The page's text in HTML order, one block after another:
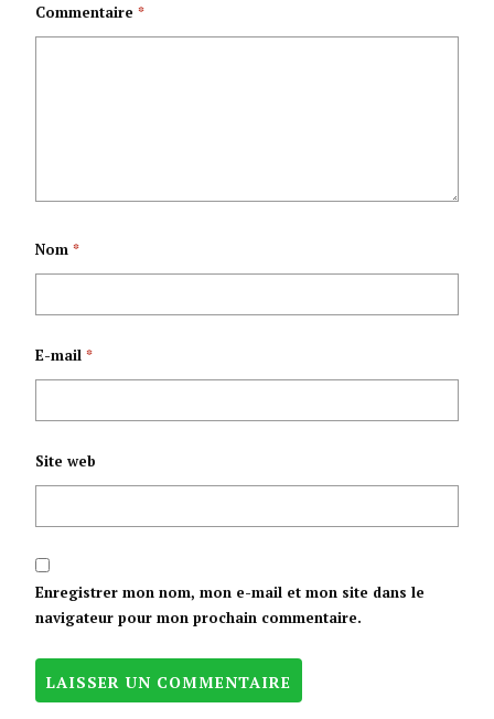
YASHIKIRIJE KU
KWEMEZWA
N’IKORANIRO
KAMINUZA
RY’UMUGAMBWE
CNDD-FDD NGO
AZOSERUKIRE UWO
MATORA
W’IGIHUGU YO MU
Umukuru
Commentaire*
Nom*
E-mail*
Site web
Enregistrer mon nom, mon e-mail et mon site dans le
navigateur pour mon prochain commentaire.